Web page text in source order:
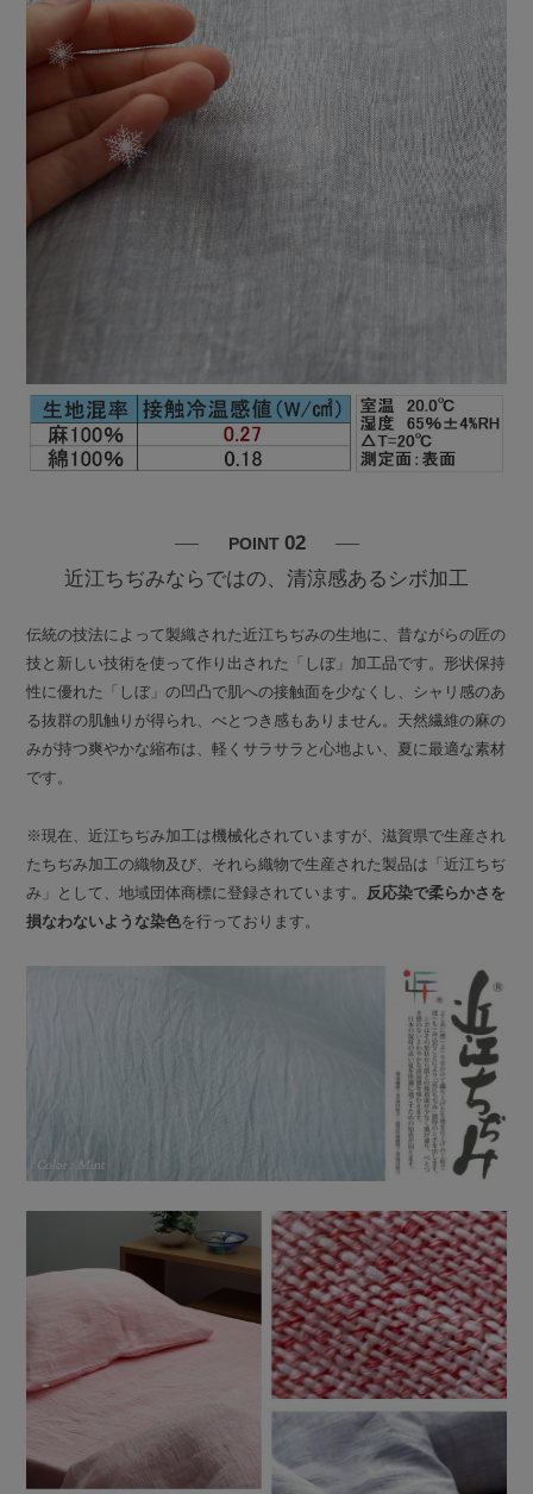
POINT 02
近江ちぢみならではの、清涼感あるシボ加工
伝統の技法によって製織された近江ちぢみの生地に、昔ながらの匠の
技と新しい技術を使って作り出された「しぼ」加工品です。形状保持
性に優れた「しぼ」の凹凸で肌への接触面を少なくし、シャリ感のあ
る抜群の肌触りが得られ、べとつき感もありません。天然繊維の麻の
みが持つ爽やかな縮布は、軽くサラサラと心地よい、夏に最適な素材
です。
※現在、近江ちぢみ加工は機械化されていますが、滋賀県で生産され
たちぢみ加工の織物及び、それら織物で生産された製品は「近江ちぢ
み」として、地域団体商標に登録されています。
反応染で柔らかさを
損なわないような染色を行っております。